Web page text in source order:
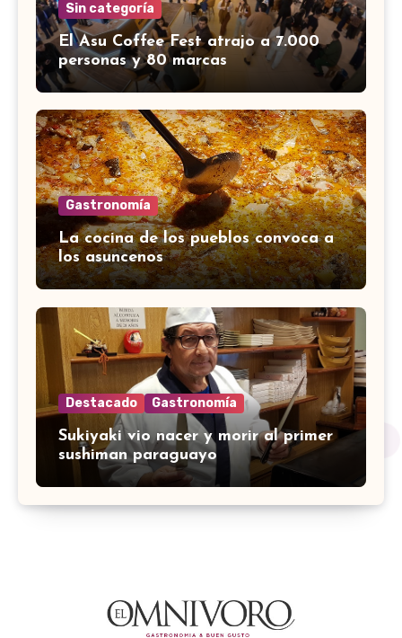
Sin categoría
El Asu Coffee Fest atrajo a 7.000
personas y 80 marcas
Gastronomía
La cocina de los pueblos convoca a
los asuncenos
Destacado Gastronomía
Sukiyaki vio nacer y morir al primer
sushiman paraguayo